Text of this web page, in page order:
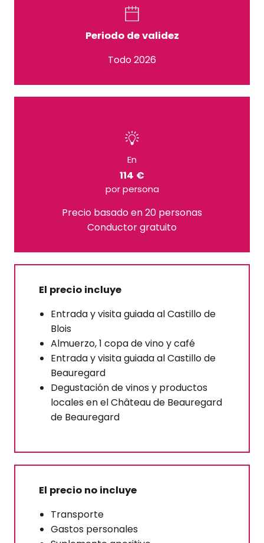
Periodo de validez
Todo 2026
En
114 €
por persona
Precio basado en 20 personas
Conductor gratuito
El precio incluye
Entrada y visita guiada al Castillo de
Blois
Almuerzo, 1 copa de vino y café
Entrada y visita guiada al Castillo de
Beauregard
Degustación de vinos y productos
locales en el Château de Beauregard
de Beauregard
El precio no incluye
Transporte
Gastos personales